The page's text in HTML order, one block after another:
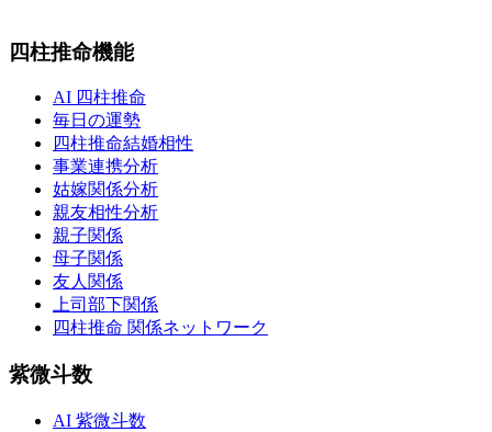
四柱推命機能
AI 四柱推命
毎日の運勢
四柱推命結婚相性
事業連携分析
姑嫁関係分析
親友相性分析
親子関係
母子関係
友人関係
上司部下関係
四柱推命 関係ネットワーク
紫微斗数
AI 紫微斗数